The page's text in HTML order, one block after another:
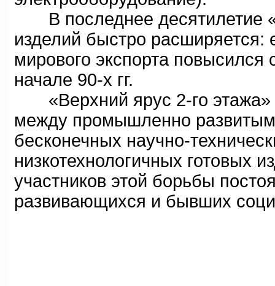
В последнее десятилетие
изделий быстро
мирового экспорта повысился
начале 90-х гг.
«Верхний ярус 2-го этажа»
между промышленно
бесконечных научно-
низкотехнологичных готовых
участников этой борьбы
развивающихся и бывших